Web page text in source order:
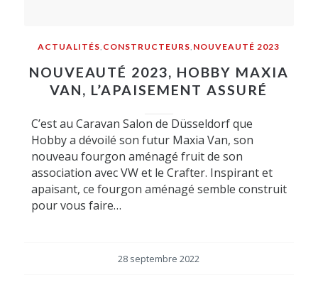
ACTUALITÉS, CONSTRUCTEURS, NOUVEAUTÉ 2023
NOUVEAUTÉ 2023, HOBBY MAXIA
VAN, L’APAISEMENT ASSURÉ
C’est au Caravan Salon de Düsseldorf que
Hobby a dévoilé son futur Maxia Van, son
nouveau fourgon aménagé fruit de son
association avec VW et le Crafter. Inspirant et
apaisant, ce fourgon aménagé semble construit
pour vous faire…
28 septembre 2022